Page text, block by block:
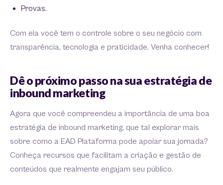
Provas.
Com ela você tem o controle sobre o seu negócio com
transparência, tecnologia e praticidade. Venha conhecer!
Dê o próximo passo na sua estratégia de
inbound marketing
Agora que você compreendeu a importância de uma boa
estratégia de inbound marketing, que tal explorar mais
sobre como a EAD Plataforma pode apoiar sua jornada?
Conheça recursos que facilitam a criação e gestão de
conteúdos que realmente engajam seu público.